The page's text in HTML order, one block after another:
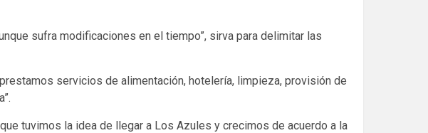
sufra modificaciones en el tiempo”, sirva para delimitar las
servicios de alimentación, hotelería, limpieza, provisión de
tuvimos la idea de llegar a Los Azules y crecimos de acuerdo a la